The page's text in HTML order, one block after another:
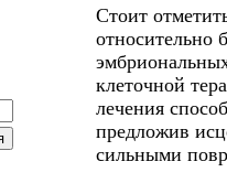
Стоит
относительно
клеточной
лечения
предложив
сильными